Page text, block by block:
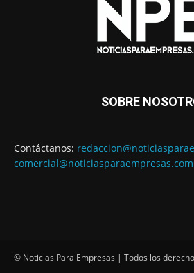
SOBRE
Contáctanos:
comercial@noticiasparaempresas.com
© Noticias Para Empresas | Todos los